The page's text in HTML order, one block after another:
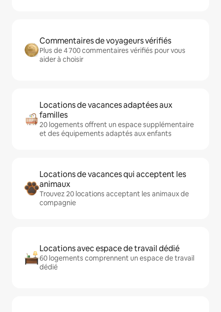
Commentaires de voyageurs vérifiés
Plus de 4 700 commentaires vérifiés pour vous
aider à choisir
Locations de vacances adaptées aux
familles
20 logements offrent un espace supplémentaire
et des équipements adaptés aux enfants
Locations de vacances qui acceptent les
animaux
Trouvez 20 locations acceptant les animaux de
compagnie
Locations avec espace de travail dédié
60 logements comprennent un espace de travail
dédié